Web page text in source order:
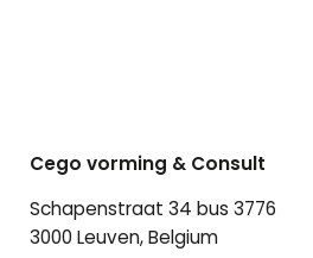
Cego vorming & Consult
Schapenstraat 34 bus 3776
3000 Leuven, Belgium